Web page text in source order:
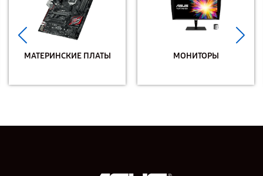
МАТЕРИНСКИЕ ПЛАТЫ МОНИТОРЫ